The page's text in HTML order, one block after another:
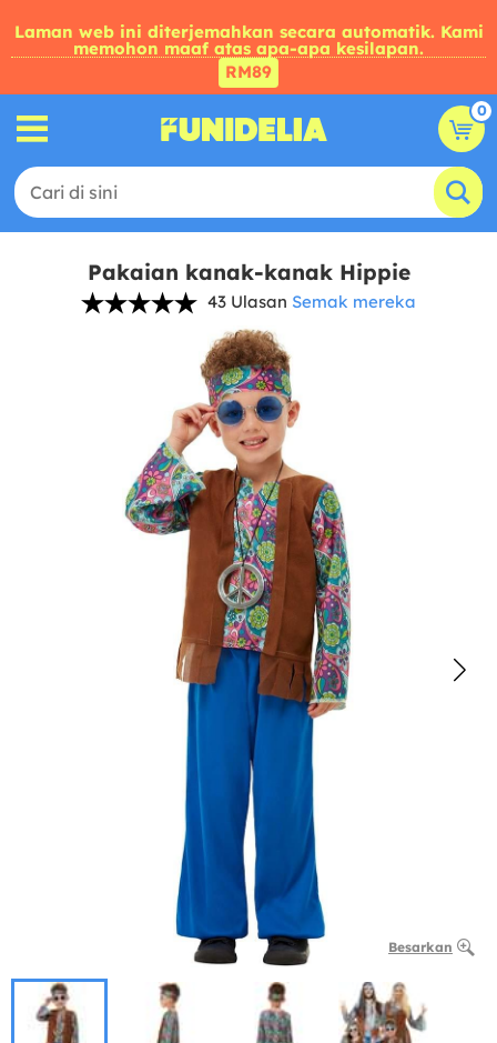
Laman web ini diterjemahkan secara automatik. Kami
memohon maaf atas apa-apa kesilapan.
RM89
0
Pakaian kanak-kanak Hippie
43 Ulasan Semak mereka
Besarkan